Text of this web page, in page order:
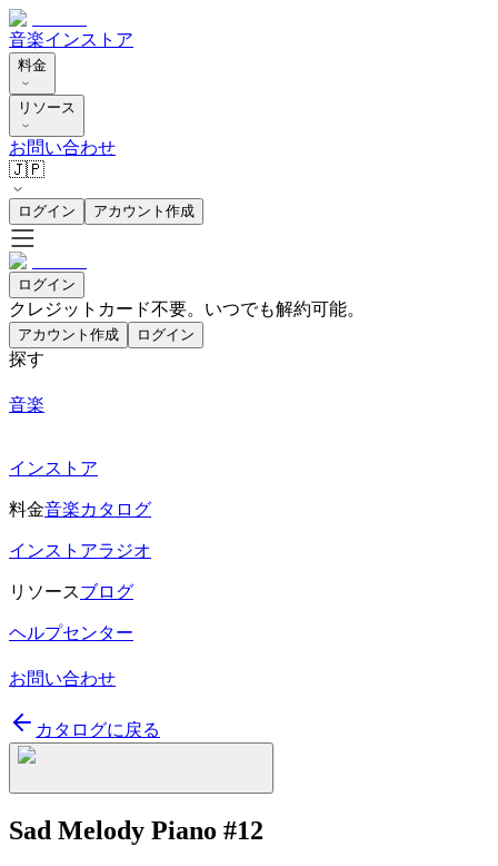
音楽インストア
料金
リソース
お問い合わせ
🇯🇵
ログイン アカウント作成
ログイン
クレジットカード不要。いつでも解約可能。
アカウント作成 ログイン
探す
音楽
インストア
料金音楽カタログ
インストアラジオ
リソースブログ
ヘルプセンター
お問い合わせ
カタログに戻る
Sad Melody Piano #12